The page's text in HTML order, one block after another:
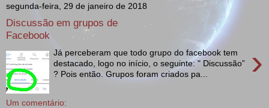
segunda-feira, 29 de janeiro de 2018
Discussão em grupos de
Facebook
›
Já perceberam que todo grupo do facebook tem
destacado, logo no início, o seguinte: " Discussão”
? Pois então. Grupos foram criados pa...
Um comentário: